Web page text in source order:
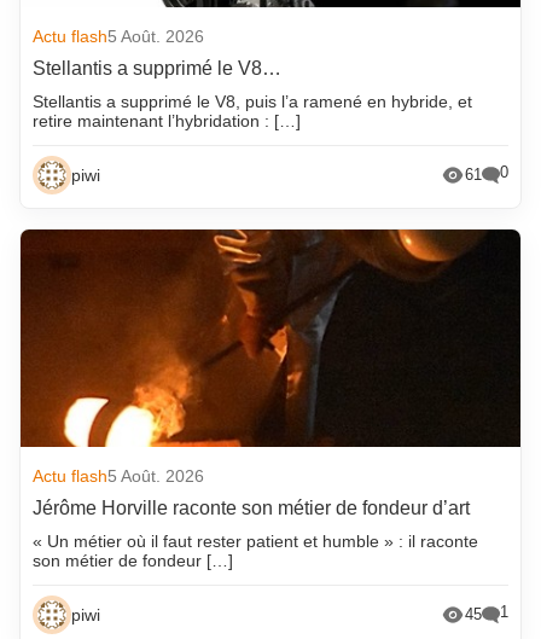
Actu flash5 Août. 2026
Stellantis a supprimé le V8…
Stellantis a supprimé le V8, puis l’a ramené en hybride, et
retire maintenant l’hybridation : […]
piwi 61 0
Actu flash5 Août. 2026
Jérôme Horville raconte son métier de fondeur d’art
« Un métier où il faut rester patient et humble » : il raconte
son métier de fondeur […]
piwi 45 1